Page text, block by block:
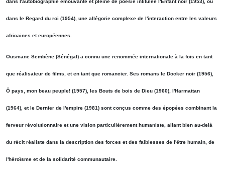
dans l'autobiographie émouvante et pleine de poésie intitulée l'Enfant noir (1953), ou
dans le Regard du roi (1954), une allégorie complexe de l'interaction entre les valeurs
africaines et européennes.
Ousmane Sembène (Sénégal) a connu une renommée internationale à la fois en tant
que réalisateur de films, et en tant que romancier. Ses romans le Docker noir (1956),
Ô pays, mon beau peuple! (1957), les Bouts de bois de Dieu (1960), l'Harmattan
(1964), et le Dernier de l'empire (1981) sont conçus comme des épopées combinant la
ferveur révolutionnaire et une vision particulièrement humaniste, allant bien au-delà
du récit réaliste dans la description des forces et des faiblesses de l'être humain, de
l'héroïsme et de la solidarité communautaire.